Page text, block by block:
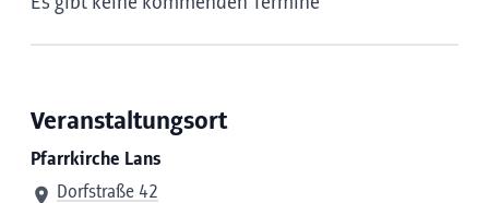
Veranstaltungsort
Pfarrkirche Lans
Dorfstraße 42